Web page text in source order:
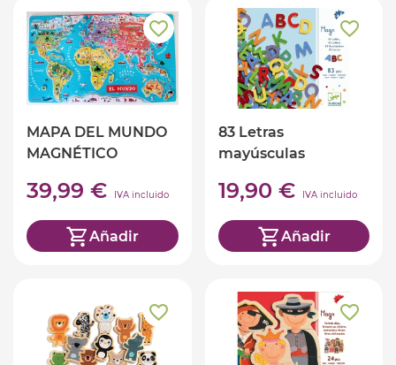
MAPA DEL MUNDO
MAGNÉTICO
39,99 € IVA incluido
Añadir
83 Letras
mayúsculas
19,90 € IVA incluido
Añadir